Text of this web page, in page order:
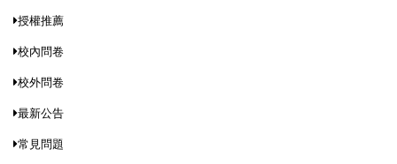
授權推薦
校內問卷
校外問卷
最新公告
常見問題